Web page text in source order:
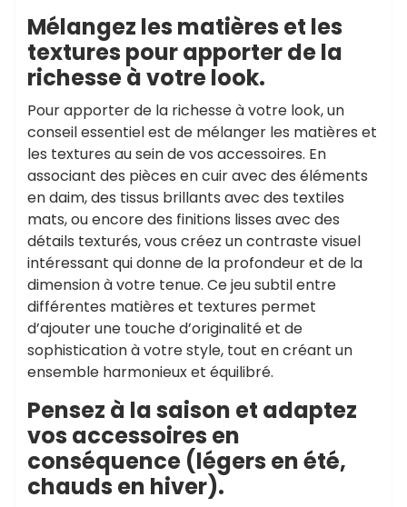
Mélangez les matières et les
textures pour apporter de la
richesse à votre look.
Pour apporter de la richesse à votre look, un
conseil essentiel est de mélanger les matières et
les textures au sein de vos accessoires. En
associant des pièces en cuir avec des éléments
en daim, des tissus brillants avec des textiles
mats, ou encore des finitions lisses avec des
détails texturés, vous créez un contraste visuel
intéressant qui donne de la profondeur et de la
dimension à votre tenue. Ce jeu subtil entre
différentes matières et textures permet
d’ajouter une touche d’originalité et de
sophistication à votre style, tout en créant un
ensemble harmonieux et équilibré.
Pensez à la saison et adaptez
vos accessoires en
conséquence (légers en été,
chauds en hiver).